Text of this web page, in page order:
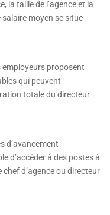
la taille de l’agence et la
moyen se situe
employeurs proposent
qui peuvent
totale du directeur
d’avancement
d’accéder à des postes à
d’agence ou directeur